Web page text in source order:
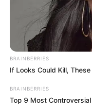
μητέρα να
μέχρι την κατοικία
Η επιμέλεια της στήλης
Κοινοποίησε άρθρο
BRAINBERRIES
If Looks Could Kill,
BRAINBERRIES
Top 9 Most